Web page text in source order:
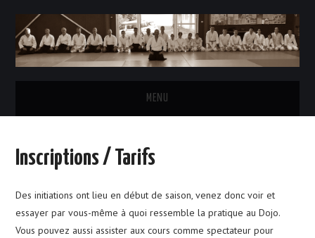
MENU
L’AÏKIDO
Inscriptions / Tarifs
Des initiations ont lieu en début de saison, venez donc voir et
essayer par vous-même à quoi ressemble la pratique au Dojo.
Vous pouvez aussi assister aux cours comme spectateur pour